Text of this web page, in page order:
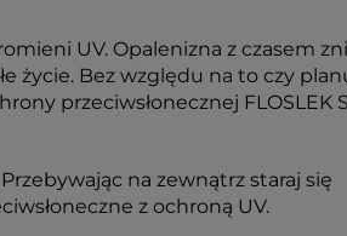
UV. Opalenizna z czasem
życie. Bez względu na to czy
przeciwsłonecznej FLOSLEK
na zewnątrz staraj się
z ochroną UV.